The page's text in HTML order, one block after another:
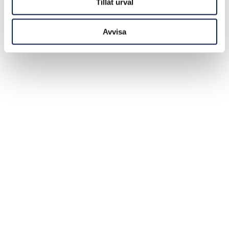
Tillåt urval
Avvisa